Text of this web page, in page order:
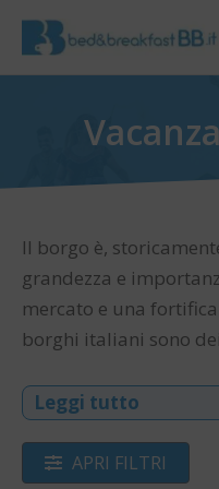
Il borgo è,
grandezza e
mercato e una
borghi italiani sono
mura difensive.
ma anche un
Leggi tutto
APRI FILTRI